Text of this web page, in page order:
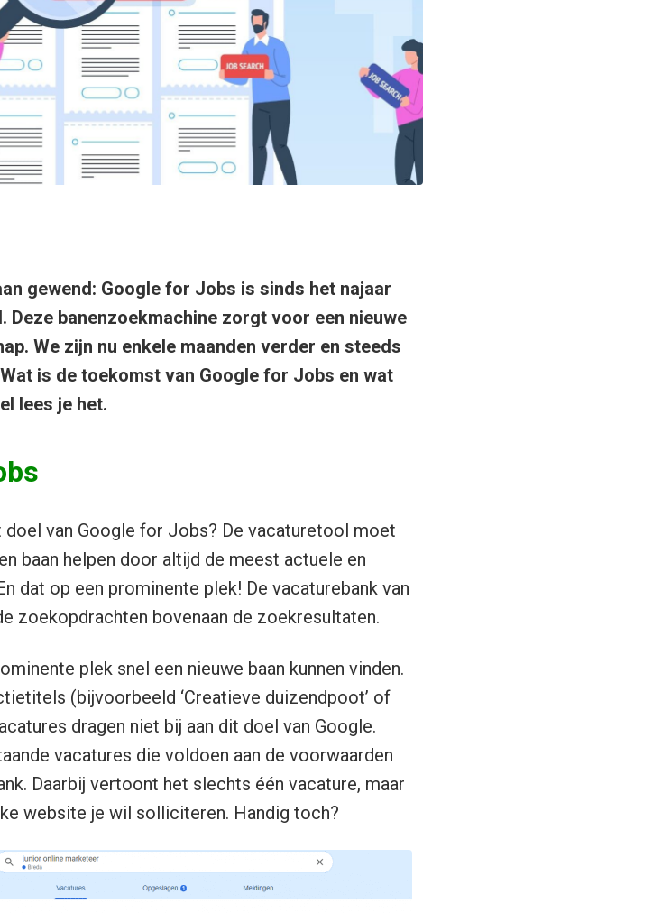
gewend: Google for Jobs is sinds het najaar
Deze banenzoekmachine zorgt voor een nieuwe
We zijn nu enkele maanden verder en steeds
is de toekomst van Google for Jobs en wat
lees je het.
doel van Google for Jobs? De vacaturetool moet
baan helpen door altijd de meest actuele en
dat op een prominente plek! De vacaturebank van
zoekopdrachten bovenaan de zoekresultaten.
plek snel een nieuwe baan kunnen vinden.
(bijvoorbeeld ‘Creatieve duizendpoot’ of
dragen niet bij aan dit doel van Google.
vacatures die voldoen aan de voorwaarden
Daarbij vertoont het slechts één vacature, maar
website je wil solliciteren. Handig toch?